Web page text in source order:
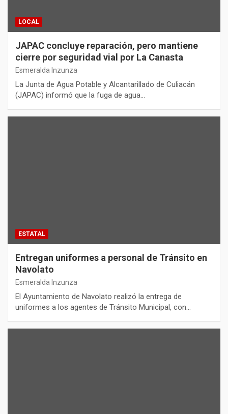
LOCAL
JAPAC concluye reparación, pero mantiene
cierre por seguridad vial por La Canasta
Esmeralda Inzunza
La Junta de Agua Potable y Alcantarillado de Culiacán
(JAPAC) informó que la fuga de agua…
ESTATAL
Entregan uniformes a personal de Tránsito en
Navolato
Esmeralda Inzunza
El Ayuntamiento de Navolato realizó la entrega de
uniformes a los agentes de Tránsito Municipal, con…